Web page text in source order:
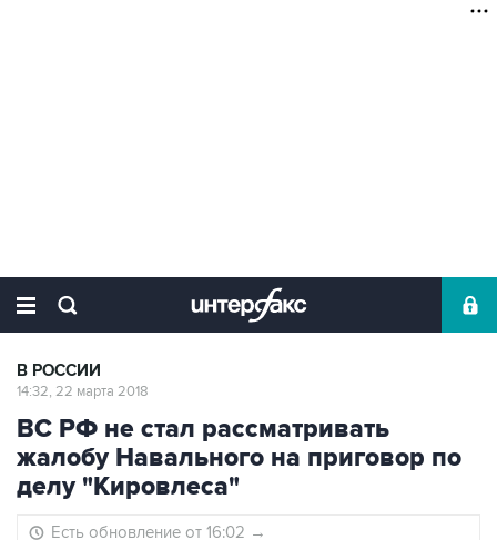
В РОССИИ
14:32, 22 марта 2018
ВС РФ не стал рассматривать
жалобу Навального на приговор по
делу "Кировлеса"
Есть обновление от 16:02 →